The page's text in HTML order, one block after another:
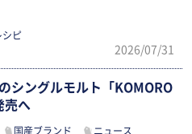
シピ
2026/07/31
シングルモルト「KOMORO
売へ
国産ブランド ニュース